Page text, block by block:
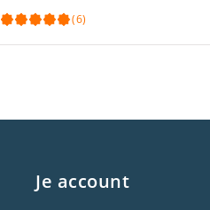
(6)
Je account